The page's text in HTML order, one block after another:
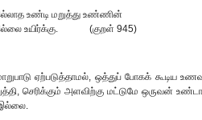
உண்டி மறுத்து உண்ணின்
உயிர்க்கு. (குறள் 945)
ஏற்படுத்தாமல், ஒத்துப் போகக் கூடிய
செரிக்கும் அளவிற்கு மட்டுமே ஒருவன்
இல்லை.